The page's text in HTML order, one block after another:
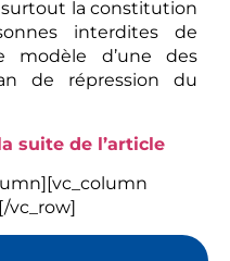
surtout la constitution
interdites de
modèle d’une des
de répression du
suite de l’article
vc_row]